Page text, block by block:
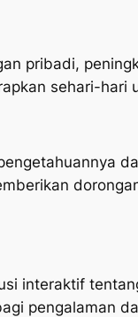
pribadi,
sehari-
interaktif
pengalaman